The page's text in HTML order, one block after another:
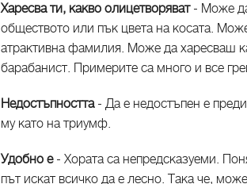
Харесва ти, какво олицетворяват- Може да
обществото или пък цвета на косата.
атрактивна фамилия. Може да харесваш
барабанист. Примерите са много и все
Недостъпността - Да е недостъпен е
му като на триумф.
Удобно е - Хората са непредсказуеми.
път искат всичко да е лесно. Така че,